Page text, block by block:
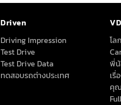
Driven
Driving Impression
Test Drive
Test Drive Data
ทดสอบรถต่างประเทศ
โล
พี่
เรื่
คุ